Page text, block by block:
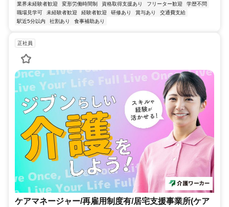
業界未経験者歓迎 変形労働時間制 資格取得支援あり フリーター歓迎
学歴不問
職場見学可
未経験者歓迎 経験者歓迎 研修あり 賞与あり
交通費支給
駅近5分以内
社割あり 食事補助あり
正社員
ケアマネージャー/再雇用制度有/居宅支援事業所(ケア